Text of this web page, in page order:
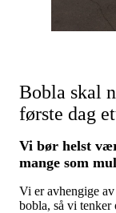
Bobla skal
første dag
Vi bør helst
mange som
Vi er avhengige
bobla, så vi tenker